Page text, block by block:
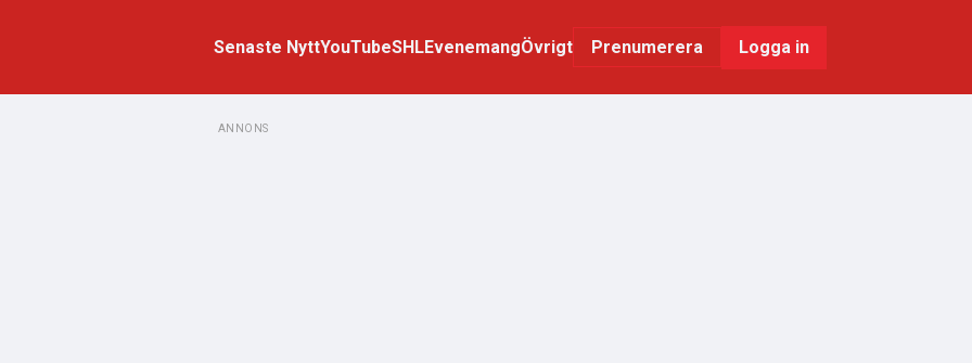
Senaste NyttYouTubeSHLEvenemangÖvrigt Prenumerera Logga in
ANNONS